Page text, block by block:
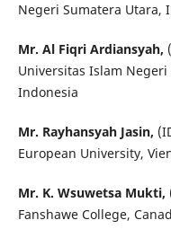
Negeri Sumatera Utara,
Mr. Al Fiqri Ardiansyah,
Universitas Islam
Indonesia
Mr. Rayhansyah Jasin,
European University,
Mr. K. Wsuwetsa Mukti,
Fanshawe College,